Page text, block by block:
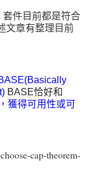
套件目前都是符合
文章有整理目前
BASE恰好和
獲得可用性或可
cap-theorem-